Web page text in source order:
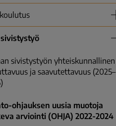
sivistystyön yhteiskunnallinen
ja saavutettavuus (2025–
ohjauksen uusia muotoja
arviointi (OHJA) 2022-2024